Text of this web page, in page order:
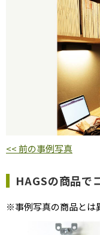
<< 前の事例写真
HAGSの商品で
※事例写真の商品とは